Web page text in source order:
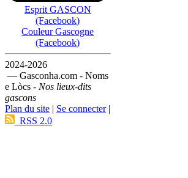
Esprit GASCON
(Facebook)
Couleur Gascogne
(Facebook)
2024-2026
— Gasconha.com - Noms
e Lòcs - Nos lieux-dits
gascons
Plan du site | Se connecter|
RSS 2.0